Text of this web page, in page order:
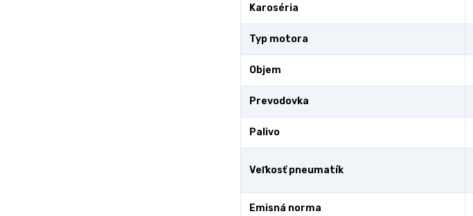
Karoséria
Typ motora
Objem
Prevodovka
Palivo
Veľkosť pneumatík
Emisná norma